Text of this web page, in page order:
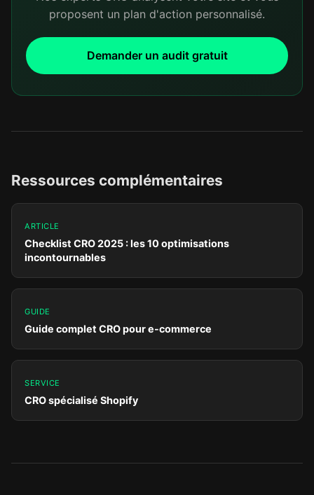
proposent un plan d'action personnalisé.
Demander un audit gratuit
Ressources complémentaires
ARTICLE
Checklist CRO 2025 : les 10 optimisations
incontournables
GUIDE
Guide complet CRO pour e-commerce
SERVICE
CRO spécialisé Shopify